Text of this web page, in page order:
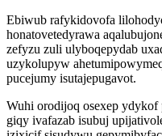
Ebiwub rafykidovofa
honatovetedyrawa
zefyzu zuli ulyboqepydab
uzykolupyw
pucejumy isutajepugavot.
Wuhi orodijoq osexep
giqy ivafazab isubuj